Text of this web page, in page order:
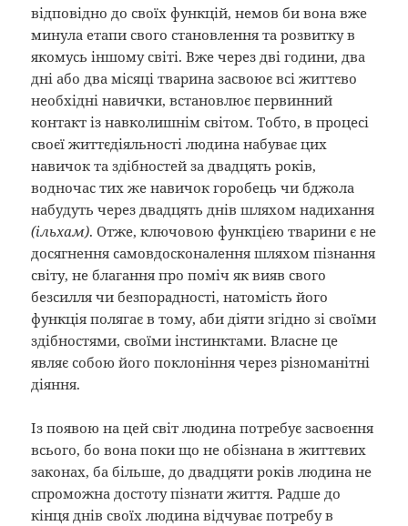
відповідно до своїх функцій, немов би вона вже
минула етапи свого становлення та розвитку в
якомусь іншому світі. Вже через дві години, два
дні або два місяці тварина засвоює всі життєво
необхідні навички, встановлює первинний
контакт із навколишнім світом. Тобто, в процесі
своєї життєдіяльності людина набуває цих
навичок та здібностей за двадцять років,
водночас тих же навичок горобець чи бджола
набудуть через двадцять днів шляхом надихання
(ільхам). Отже, ключовою функцією тварини є не
досягнення самовдосконалення шляхом пізнання
світу, не благання про поміч як вияв свого
безсилля чи безпорадності, натомість його
функція полягає в тому, аби діяти згідно зі своїми
здібностями, своїми інстинктами. Власне це
являє собою його поклоніння через різноманітні
діяння.
Із появою на цей світ людина потребує засвоєння
всього, бо вона поки що не обізнана в життєвих
законах, ба більше, до двадцяти років людина не
спроможна достоту пізнати життя. Радше до
кінця днів своїх людина відчуває потребу в